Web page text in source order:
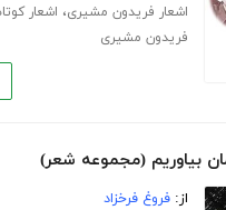
اشعار فریدون مشیری، اشعار
فریدون مشیری
بیاوریم (مجموعه شعر)
از:فروغ فرخزاد